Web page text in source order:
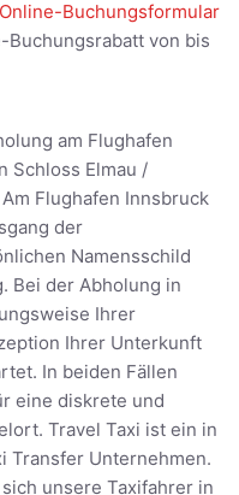
Online-Buchungsformular
von bis
am Flughafen
Schloss Elmau /
Flughafen Innsbruck
der
Namensschild
Bei der Abholung in
Ihrer
Ihrer Unterkunft
In beiden Fällen
eine diskrete und
Travel Taxi ist ein in
Transfer Unternehmen.
unsere Taxifahrer in